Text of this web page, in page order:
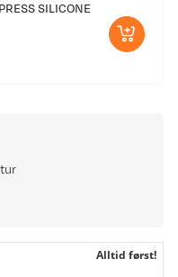
SILICONE
Alltid først!